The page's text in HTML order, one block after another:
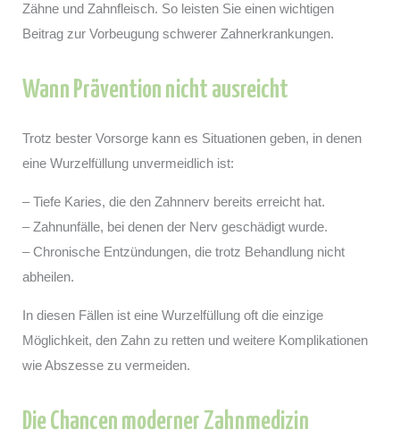
Zähne und Zahnfleisch. So leisten Sie einen wichtigen
Beitrag zur Vorbeugung schwerer Zahnerkrankungen.
Wann Prävention nicht ausreicht
Trotz bester Vorsorge kann es Situationen geben, in denen
eine Wurzelfüllung unvermeidlich ist:
– Tiefe Karies, die den Zahnnerv bereits erreicht hat.
– Zahnunfälle, bei denen der Nerv geschädigt wurde.
– Chronische Entzündungen, die trotz Behandlung nicht
abheilen.
In diesen Fällen ist eine Wurzelfüllung oft die einzige
Möglichkeit, den Zahn zu retten und weitere Komplikationen
wie Abszesse zu vermeiden.
Die Chancen moderner Zahnmedizin